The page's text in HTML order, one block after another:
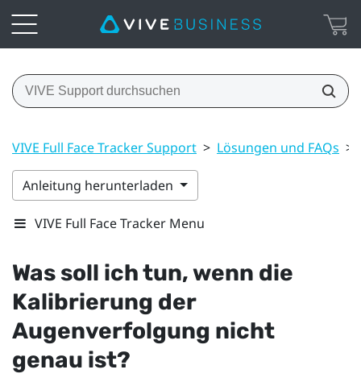
VIVE Full Face Tracker Support > Lösungen und FAQs >
Anleitung herunterladen
VIVE Full Face Tracker Menu
Was soll ich tun, wenn die
Kalibrierung der
Augenverfolgung nicht
genau ist?